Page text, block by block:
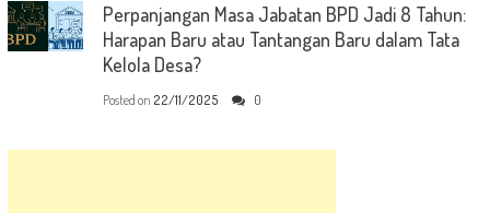
Perpanjangan Masa Jabatan BPD Jadi 8 Tahun:
Harapan Baru atau Tantangan Baru dalam Tata
Kelola Desa?
Posted on 22/11/2025 0